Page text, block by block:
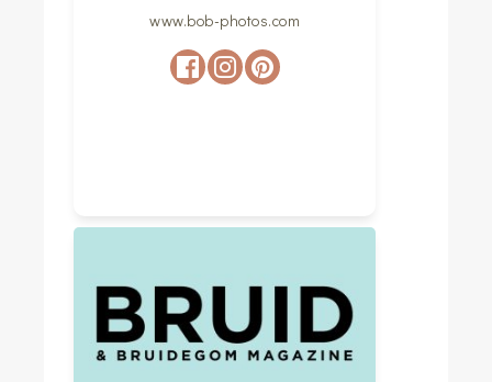
www.bob-photos.com